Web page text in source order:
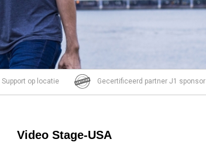
Support op locatie Gecertificeerd partner J1 sponsor
Video Stage-USA